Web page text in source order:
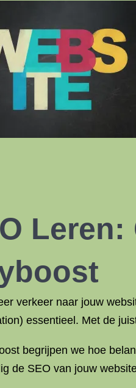
verkeer naar jouw
essentieel. Met de
begrijpen we hoe
de SEO van jouw